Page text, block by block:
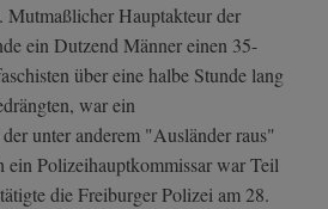
Mutmaßlicher Hauptakteur der
ein Dutzend Männer einen 35-
über eine halbe Stunde lang
war ein
unter anderem "Ausländer raus"
ein Polizeihauptkommissar war Teil
die Freiburger Polizei am 28.